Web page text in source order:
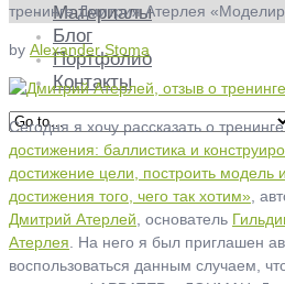
Материалы
Блог
Портфолио
Контакты
тренинге Дмитрия Атерлея
by Alexander Stoma
Сегодня я хочу рассказать о
достижения: баллистика и
достижение цели, построить модель
достижения того, чего так хотим» ,
Дмитрий Атерлей , основатель
Атерлея . На него я был приглашен
воспользоваться данным случаем,